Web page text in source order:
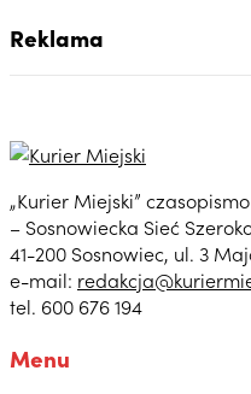
Reklama
„Kurier Miejski”
– Sosnowiecka Sieć
41-200 Sosnowiec, ul. 3
e-mail:
tel. 600 676 194
Menu